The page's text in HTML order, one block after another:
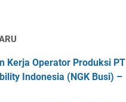
Kerja Operator Produksi PT
Indonesia (NGK Busi) –